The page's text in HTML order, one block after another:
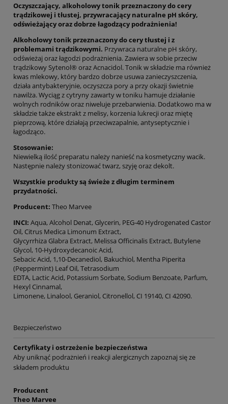
Oczyszczający, alkoholowy tonik przeznaczony do cery
trądzikowej i tłustej, przywracający naturalne pH skóry,
odświeżający oraz dobrze łagodzący podrażnienia!
Alkoholowy tonik przeznaczony do cery tłustej i z
problemami trądzikowymi. Przywraca naturalne pH skóry,
odświeżaj oraz łagodzi podrażnienia. Zawiera w sobie przeciw
trądzikowy Sytenol® oraz Acnacidol. Tonik w składzie ma również
kwas mlekowy, który bardzo dobrze usuwa zanieczyszczenia,
działa antybakteryjnie, oczyszcza pory a przy okazji świetnie
nawilża. Wyciąg z cytryny zawarty w toniku hamuje działanie
wolnych rodników oraz niweluje przebarwienia. Dodatkowo ma w
składzie także ekstrakt z melisy, korzenia lukrecji oraz miętę
pieprzową, które działają przeciwzapalnie, antyseptycznie i
łagodząco.
Stosowanie:
Niewielką ilość preparatu należy nanieść na kosmetyczny wacik.
Następnie należy stonizować twarz, szyję oraz dekolt.
Wszystkie produkty są świeże z długim terminem
przydatności.
Producent: Theo Marvee
INCI: Aqua, Alcohol Denat, Glycerin, PEG-40 Hydrogenated Castor
Oil, Citrus Medica Limonum Extract,
Glycyrrhiza Glabra Extract, Melissa Officinalis Extract, Butylene
Glycol, 10-Hydroxydecanoic Acid,
Sebacic Acid, 1,10-Decanediol, Bakuchiol, Mentha Piperita
(Peppermint) Leaf Oil, Tetrasodium
EDTA, Lactic Acid, Potassium Sorbate, Sodium Benzoate, Parfum,
Hexyl Cinnamal,
Limonene, Linalool, Geraniol, Citronellol, CI 19140, CI 42090.
Bezpieczeństwo
Certyfikaty i ostrzeżenie bezpieczeństwa
Aby uniknąć podrażnień i reakcji alergicznych zapoznaj się ze
składem produktu
Producent
Theo Marvee